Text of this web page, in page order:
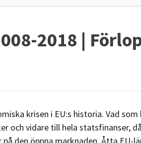
2018 |
krisen i EU:s historia. Vad
och vidare till hela statsfinanser,